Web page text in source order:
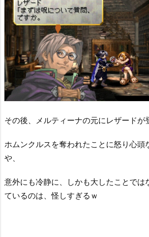
その後、メルティーナの元にレザードが
ホムンクルスを奪われたことに怒り心頭
や、
意外にも冷静に、しかも大したことでは
ているのは、怪しすぎるｗ